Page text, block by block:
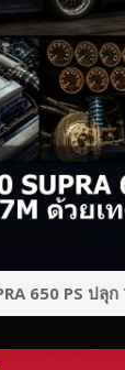
650 PS ปลุ